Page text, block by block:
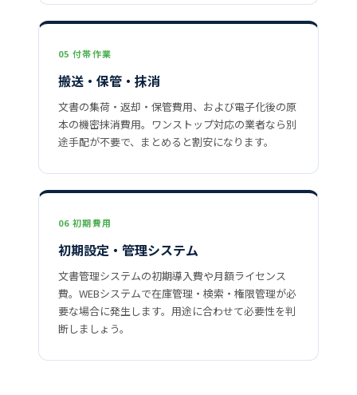
05 付帯作業
搬送・保管・抹消
文書の集荷・返却・保管費用、および電子化後の原
本の機密抹消費用。ワンストップ対応の業者なら別
途手配が不要で、まとめると割安になります。
06 初期費用
初期設定・管理システム
文書管理システムの初期導入費や月額ライセンス
費。WEBシステムで在庫管理・検索・権限管理が必
要な場合に発生します。用途に合わせて必要性を判
断しましょう。